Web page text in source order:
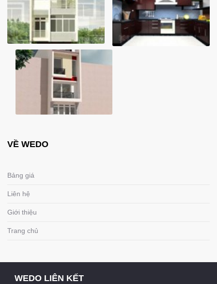
VỀ WEDO
Bảng giá
Liên hệ
Giới thiệu
Trang chủ
WEDO LIÊN KẾT